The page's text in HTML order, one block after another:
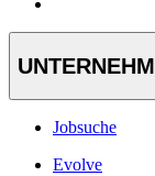
Jobsuche
Evolve